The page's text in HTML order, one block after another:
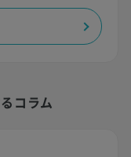
コラム